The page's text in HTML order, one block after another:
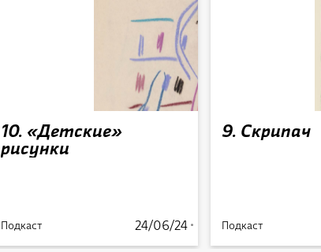
9. Скрипач
Подкаст
10. «Детские»
рисунки
Подкаст 24/06/24